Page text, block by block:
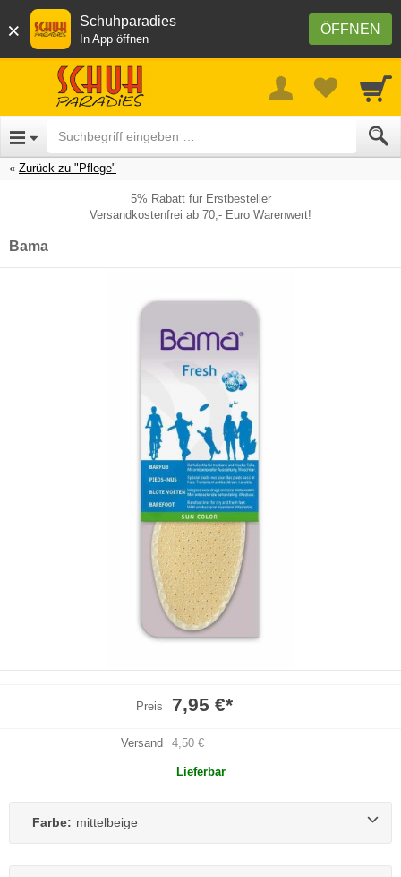
× ÖFFNEN
Schuhparadies
In App öffnen
Zurück zu "Pflege"
5% Rabatt für Erstbesteller
Versandkostenfrei ab 70,- Euro Warenwert!
Bama
Preis 7,95 €*
Versand 4,50 €
Lieferbar
Farbe: mittelbeige